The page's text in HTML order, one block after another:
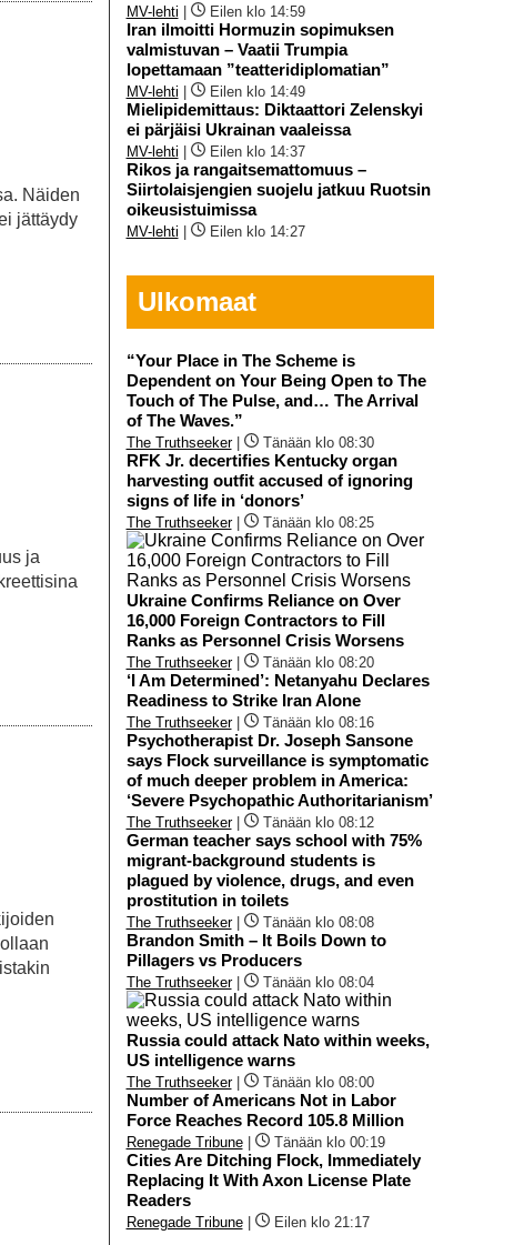
Näiden
jättäydy
ja
MV-lehti Eilen klo 14:59
Iran ilmoitti Hormuzin sopimuksen
valmistuvan – Vaatii Trumpia
lopettamaan ”teatteridiplomatian”
MV-lehti Eilen klo 14:49
Mielipidemittaus: Diktaattori Zelenskyi
ei pärjäisi Ukrainan vaaleissa
MV-lehti Eilen klo 14:37
Rikos ja rangaitsemattomuus –
Siirtolaisjengien suojelu jatkuu Ruotsin
oikeusistuimissa
MV-lehti Eilen klo 14:27
Ulkomaat
“Your Place in The Scheme is
Dependent on Your Being Open to The
Touch of The Pulse, and… The Arrival
of The Waves.”
The Truthseeker| Tänään klo 08:30
RFK Jr. decertifies Kentucky organ
harvesting outfit accused of ignoring
signs of life in ‘donors’
The Truthseeker| Tänään klo 08:25
Ukraine Confirms Reliance on Over
16,000 Foreign Contractors to Fill
Ranks as Personnel Crisis Worsens
The Truthseeker| Tänään klo 08:20
‘I Am Determined’: Netanyahu Declares
Readiness to Strike Iran Alone
The Truthseeker| Tänään klo 08:16
Psychotherapist Dr. Joseph Sansone
says Flock surveillance is symptomatic
of much deeper problem in America:
‘Severe Psychopathic Authoritarianism’
The Truthseeker| Tänään klo 08:12
German teacher says school with 75%
migrant-background students is
plagued by violence, drugs, and even
prostitution in toilets
The Truthseeker| Tänään klo 08:08
Brandon Smith – It Boils Down to
Pillagers vs Producers
The Truthseeker| Tänään klo 08:04
Russia could attack Nato within weeks,
US intelligence warns
The Truthseeker| Tänään klo 08:00
Number of Americans Not in Labor
Force Reaches Record 105.8 Million
Renegade Tribune| Tänään klo 00:19
Cities Are Ditching Flock, Immediately
Replacing It With Axon License Plate
Readers
Renegade Tribune| Eilen klo 21:17